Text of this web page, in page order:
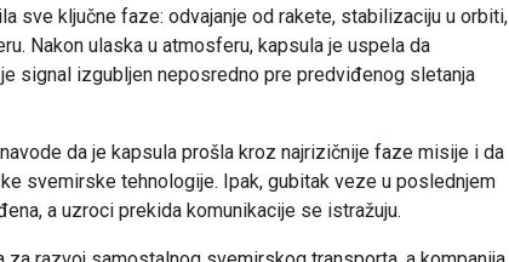
sve ključne faze: odvajanje od rakete, stabilizaciju u orbiti,
Nakon ulaska u atmosferu, kapsula je uspela da
signal izgubljen neposredno pre predviđenog sletanja
da je kapsula prošla kroz najrizičnije faze misije i da
svemirske tehnologije. Ipak, gubitak veze u poslednjem
a uzroci prekida komunikacije se istražuju.